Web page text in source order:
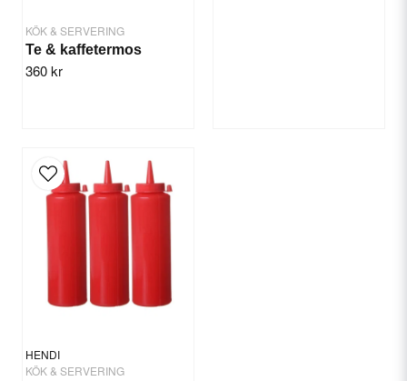
KÖK & SERVERING
Te & kaffetermos
360 kr
HENDI
KÖK & SERVERING